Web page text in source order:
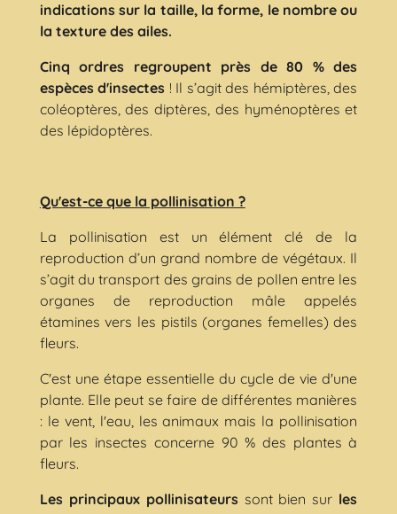
indications sur la taille, la forme, le nombre ou
la texture des ailes.
Cinq ordres regroupent près de 80 % des
espèces d'insectes ! Il s’agit des hémiptères, des
coléoptères, des diptères, des hyménoptères et
des lépidoptères.
Qu'est-ce que la pollinisation ?
La pollinisation est un élément clé de la
reproduction d’un grand nombre de végétaux. Il
s’agit du transport des grains de pollen entre les
organes de reproduction mâle appelés
étamines vers les pistils (organes femelles) des
fleurs.
C'est une étape essentielle du cycle de vie d'une
plante. Elle peut se faire de différentes manières
: le vent, l'eau, les animaux mais la pollinisation
par les insectes concerne 90 % des plantes à
fleurs.
Les principaux pollinisateurssont bien sur les